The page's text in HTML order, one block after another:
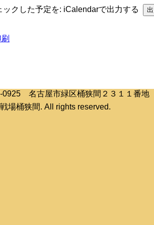
ックした予定を: iCalendarで出力する
0925 名古屋市緑区桶狭間２３１１番地
場桶狭間. All rights reserved.